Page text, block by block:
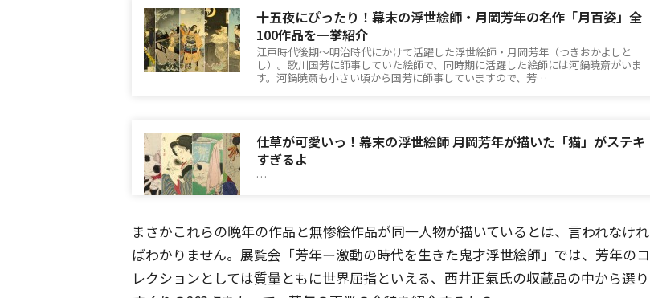
十五夜にぴったり！幕末の浮世絵師・月岡芳年の名作「月百姿」全
100作品を一挙紹介
江戸時代後期〜明治時代にかけて活躍した浮世絵師・月岡芳年（つきおかよしと
し）。歌川国芳に師事していた絵師で、同時期に活躍した絵師には河鍋暁斎がいま
す。河鍋暁斎も小さい頃から国芳に師事していますので、芳…
仕草が可愛いっ！幕末の浮世絵師 月岡芳年が描いた「猫」がステキ
すぎるよ
…
まさかこれらの晩年の作品と無惨絵作品が同一人物が描いているとは、言われなけれ
ばわかりません。展覧会「芳年ー激動の時代を生きた鬼才浮世絵師」では、芳年のコ
レクションとしては質量ともに世界屈指といえる、西井正氣氏の収蔵品の中から選り